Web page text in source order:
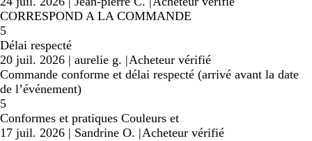
CORRESPOND A LA COMMANDE
5
Délai respecté
20 juil. 2026 | aurelie g. |Acheteur vérifié
Commande conforme et délai respecté (arrivé avant la date
de l’événement)
5
Conformes et pratiques Couleurs et
17 juil. 2026 | Sandrine O. |Acheteur vérifié